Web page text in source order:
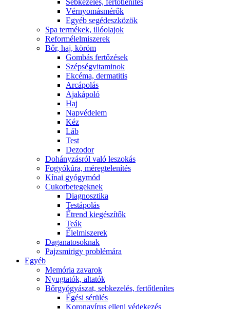
Sebkezelés, fertőtlenítés
Vérnyomásmérők
Egyéb segédeszközök
Spa termékek, illóolajok
Reformélelmiszerek
Bőr, haj, köröm
Gombás fertőzések
Szépségvitaminok
Ekcéma, dermatitis
Arcápolás
Ajakápoló
Haj
Napvédelem
Kéz
Láb
Test
Dezodor
Dohányzásról való leszokás
Fogyókúra, méregtelenítés
Kínai gyógymód
Cukorbetegeknek
Diagnosztika
Testápolás
É́trend kiegészítők
Teák
É́lelmiszerek
Daganatosoknak
Pajzsmirigy problémára
Egyéb
Memória zavarok
Nyugtatók, altatók
Bőrgyógyászat, sebkezelés, fertőtlenítes
É́gési sérülés
Koronavírus elleni védekezés